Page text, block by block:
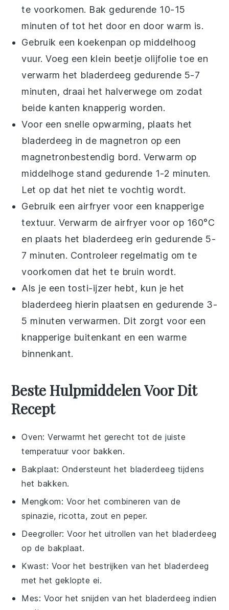
te voorkomen. Bak gedurende 10-15
minuten of tot het door en door warm is.
Gebruik een koekenpan op middelhoog
vuur. Voeg een klein beetje olijfolie toe en
verwarm het bladerdeeg gedurende 5-7
minuten, draai het halverwege om zodat
beide kanten knapperig worden.
Voor een snelle opwarming, plaats het
bladerdeeg in de magnetron op een
magnetronbestendig bord. Verwarm op
middelhoge stand gedurende 1-2 minuten.
Let op dat het niet te vochtig wordt.
Gebruik een airfryer voor een knapperige
textuur. Verwarm de airfryer voor op 160°C
en plaats het bladerdeeg erin gedurende 5-
7 minuten. Controleer regelmatig om te
voorkomen dat het te bruin wordt.
Als je een tosti-ijzer hebt, kun je het
bladerdeeg hierin plaatsen en gedurende 3-
5 minuten verwarmen. Dit zorgt voor een
knapperige buitenkant en een warme
binnenkant.
Beste Hulpmiddelen Voor Dit
Recept
Oven: Verwarmt het gerecht tot de juiste
temperatuur voor bakken.
Bakplaat: Ondersteunt het bladerdeeg tijdens
het bakken.
Mengkom: Voor het combineren van de
spinazie, ricotta, zout en peper.
Deegroller: Voor het uitrollen van het bladerdeeg
op de bakplaat.
Kwast: Voor het bestrijken van het bladerdeeg
met het geklopte ei.
Mes: Voor het snijden van het bladerdeeg indien